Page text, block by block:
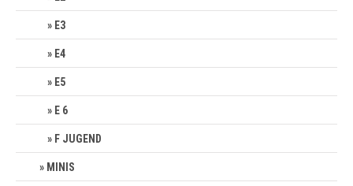
E3
E4
E5
E 6
F JUGEND
MINIS